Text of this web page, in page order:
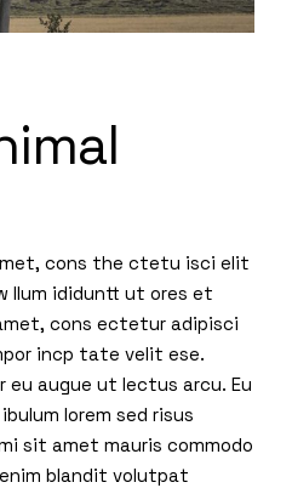
cons the ctetu isci elit
llum ididuntt ut ores et
cons ectetur adipisci
incp tate velit ese.
augue ut lectus arcu. Eu
lorem sed risus
sit amet mauris commodo
blandit volutpat